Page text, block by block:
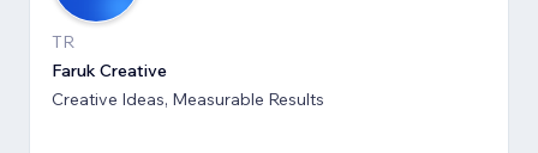
TR
Faruk Creative
Creative Ideas, Measurable Results